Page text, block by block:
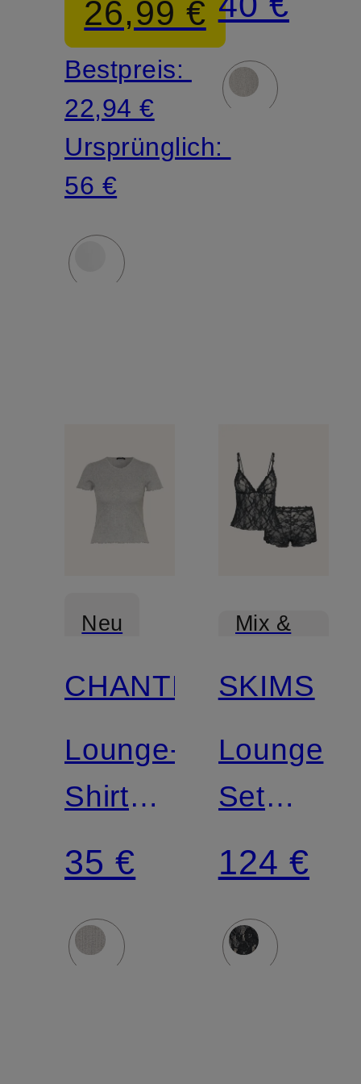
POPLIN
26,99 €
Bestpreis:
22,94 €
Ursprünglich:
56 €
Neu
Mix &
CHANTELLE
Lounge-
Shirt
PULP
LOVIE
35 €
Mix &
SKIMS
Lounge
Set
LACE
124 €